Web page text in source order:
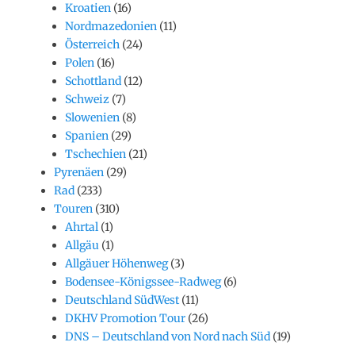
Kroatien (16)
Nordmazedonien (11)
Österreich (24)
Polen (16)
Schottland (12)
Schweiz (7)
Slowenien (8)
Spanien (29)
Tschechien (21)
Pyrenäen (29)
Rad (233)
Touren (310)
Ahrtal (1)
Allgäu (1)
Allgäuer Höhenweg(3)
Bodensee-Königssee-Radweg(6)
Deutschland SüdWest(11)
DKHV Promotion Tour (26)
DNS – Deutschland von Nord nach Süd (19)